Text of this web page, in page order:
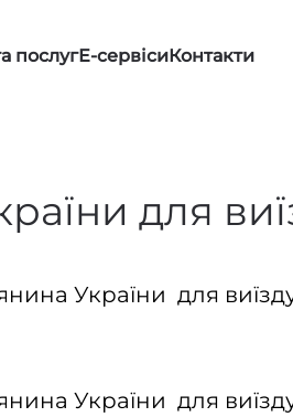
послугЕ-сервісиКонтакти
для
України для
України для